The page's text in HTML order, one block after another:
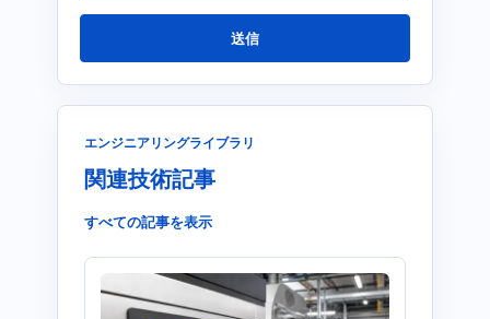
送信
エンジニアリングライブラリ
関連技術記事
すべての記事を表示